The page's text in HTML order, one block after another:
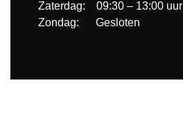
Zaterdag: 09:30 – 13:00 uur
Zondag: Gesloten